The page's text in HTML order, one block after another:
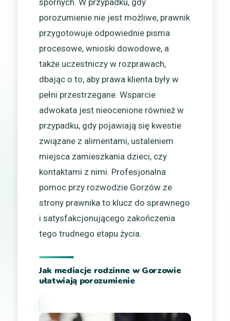
porozumienie nie jest możliwe, prawnik
przygotowuje odpowiednie pisma
procesowe, wnioski dowodowe, a
także uczestniczy w rozprawach,
dbając o to, aby prawa klienta były w
pełni przestrzegane. Wsparcie
adwokata jest nieocenione również w
przypadku, gdy pojawiają się kwestie
związane z alimentami, ustaleniem
miejsca zamieszkania dzieci, czy
kontaktami z nimi. Profesjonalna
pomoc przy rozwodzie Gorzów ze
strony prawnika to klucz do sprawnego
i satysfakcjonującego zakończenia
tego trudnego etapu życia.
Jak mediacje rodzinne w Gorzowie
ułatwiają porozumienie